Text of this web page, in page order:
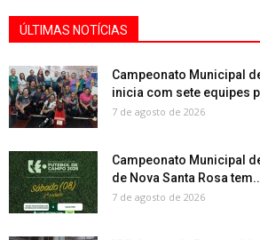
ÚLTIMAS NOTÍCIAS
Campeonato Municipal
inicia com sete equipes
7 de agosto de 2026
Campeonato Municipal
de Nova Santa Rosa
7 de agosto de 2026